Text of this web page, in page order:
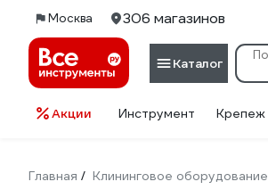
Москва 306 магазинов
Каталог
Акции Инструмент Крепеж
Главная / Клининговое оборудование